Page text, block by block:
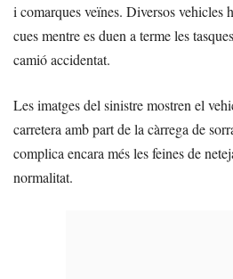
i comarques veïnes. Diversos vehicles
cues mentre es duen a terme les
camió accidentat.
Les imatges del sinistre mostren el
carretera amb part de la càrrega de
complica encara més les feines de
normalitat.